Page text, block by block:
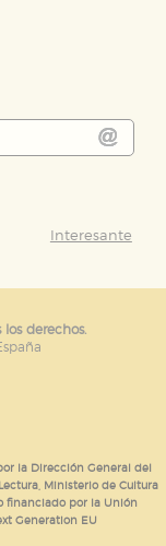
Interesante
los derechos.
la Dirección General del
Ministerio de Cultura
financiado por la Unión
Generation EU